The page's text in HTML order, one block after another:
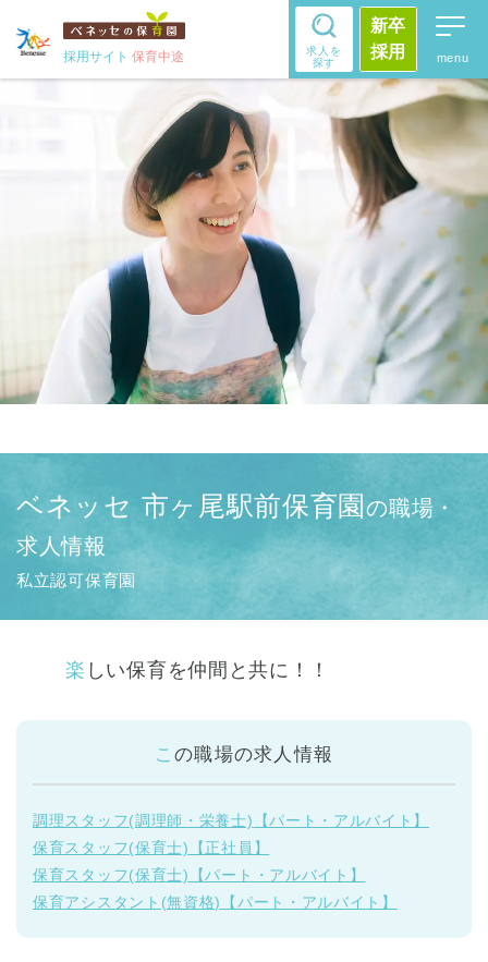
採用サイト 保育中途
求人を
探す
新卒
採用
ベネッセ 市ヶ尾駅前保育園の職場・
求人情報
私立認可保育園
楽しい保育を仲間と共に！！
この職場の求人情報
調理スタッフ(調理師・栄養士) 【パート・アルバイト】
保育スタッフ(保育士)
【正社員】
保育スタッフ(保育士)
【パート・アルバイト】
保育アシスタント(無資格)
【パート・アルバイト】